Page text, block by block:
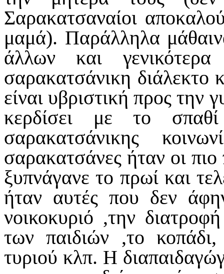
Σαρακατσαναίοι
μαμά). Παράλληλα
άλλων και
σαρακατσάνικη διάλεκτο
είναι υβριστική προς την
κερδίσει με το
σαρακατσάνικης
σαρακατσάνες ήταν οι
ξυπνάγανε το πρωί και
ήταν αυτές που δεν
νοικοκυριό ,την
των παιδιών ,το
τυριού κλπ. Η